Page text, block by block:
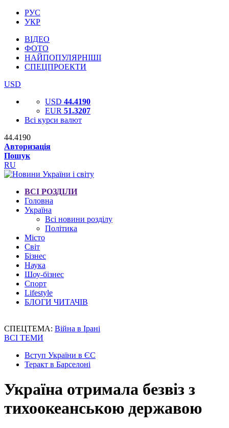
РУС
УКР
ВІДЕО
ФОТО
НАЙПОПУЛЯРНІШІ
СПЕЦПРОЕКТИ
USD
USD 44.4190
EUR 51.3207
Всі курси валют
44.4190
Авторизація
Пошук
RU
ВСІ РОЗДІЛИ
Головна
Україна
Всі новини розділу
Політика
Місто
Світ
Бізнес
Наука
Шоу-бізнес
Спорт
Lifestyle
БЛОГИ ЧИТАЧІВ
СПЕЦТЕМА: Війна в Ірані
ВСІ ТЕМИ
Вступ України в ЄС
Теракт в Барселоні
Україна отримала безвіз з
тихоокеанською державою